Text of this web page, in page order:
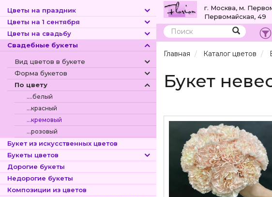
Цветы на праздник
Цветы на 1 сентября
Цветы на свадьбу
Свадебные букеты
Вид цветов в букете
Форма букетов
По цвету
....белый
...красный
...кремовый
...розовый
Букет из искусственных цветов
Букеты цветов
Дорогие букеты
Недорогие букеты
Композиции из цветов
г. Москва, м.
Первомайская, 49
Поиск
Главная Каталог цветов
Букет